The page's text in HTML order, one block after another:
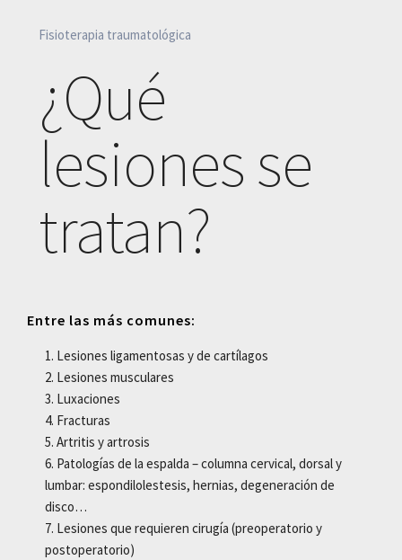
Fisioterapia traumatológica
¿Qué
lesiones se
tratan?
Entre las más comunes:
Lesiones ligamentosas y de cartílagos
Lesiones musculares
Luxaciones
Fracturas
Artritis y artrosis
Patologías de la espalda – columna cervical, dorsal y
lumbar: espondilolestesis, hernias, degeneración de
disco…
Lesiones que requieren cirugía (preoperatorio y
postoperatorio)